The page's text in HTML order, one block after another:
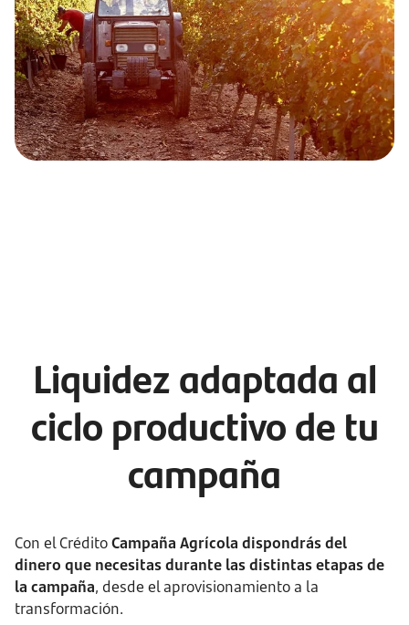
Liquidez adaptada al
ciclo productivo de tu
campaña
Con el CréditoCampaña Agrícola dispondrás del
dinero que necesitas durante las distintas etapas de
la campaña, desde el aprovisionamiento a la
transformación.